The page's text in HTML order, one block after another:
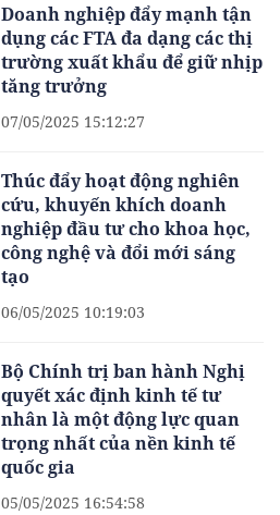
Doanh nghiệp đẩy mạnh tận
dụng các FTA đa dạng các thị
trường xuất khẩu để giữ nhịp
tăng trưởng
07/05/2025 15:12:27
Thúc đẩy hoạt động nghiên
cứu, khuyến khích doanh
nghiệp đầu tư cho khoa học,
công nghệ và đổi mới sáng
tạo
06/05/2025 10:19:03
Bộ Chính trị ban hành Nghị
quyết xác định kinh tế tư
nhân là một động lực quan
trọng nhất của nền kinh tế
quốc gia
05/05/2025 16:54:58